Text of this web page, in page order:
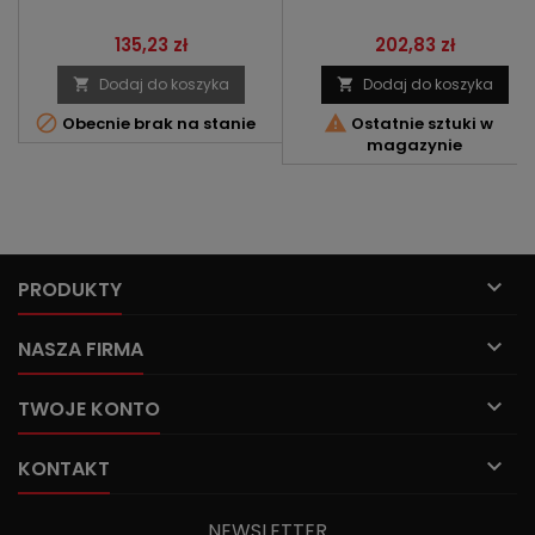
Cena
135,23 zł
 Dodaj do koszyka
 Obecnie brak na stanie
Cena
202,83 zł
 Dodaj do koszyka
 Ostatnie sztuki w
magazynie
PRODUKTY 
NASZA FIRMA 
TWOJE KONTO 
KONTAKT 